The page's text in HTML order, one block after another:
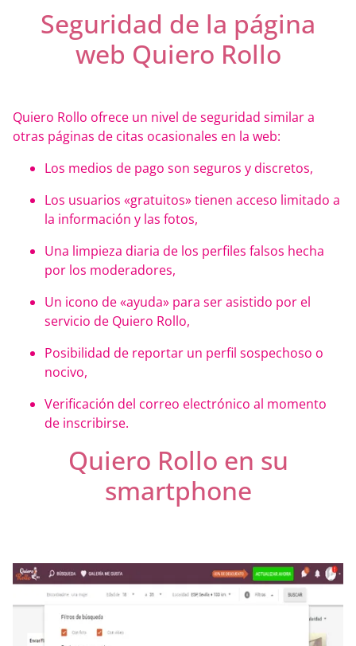
Seguridad de la página
web Quiero Rollo
Quiero Rollo ofrece un nivel de seguridad similar a
otras páginas de citas ocasionales en la web:
Los medios de pago son seguros y discretos,
Los usuarios «gratuitos» tienen acceso limitado a
la información y las fotos,
Una limpieza diaria de los perfiles falsos hecha
por los moderadores,
Un icono de «ayuda» para ser asistido por el
servicio de Quiero Rollo,
Posibilidad de reportar un perfil sospechoso o
nocivo,
Verificación del correo electrónico al momento
de inscribirse.
Quiero Rollo en su
smartphone